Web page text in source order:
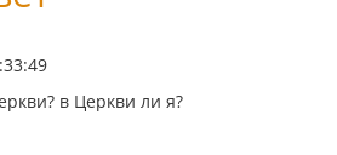
в Церкви ли я?